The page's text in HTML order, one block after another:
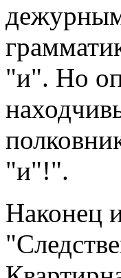
"и". Но
"и"!".
Наконец